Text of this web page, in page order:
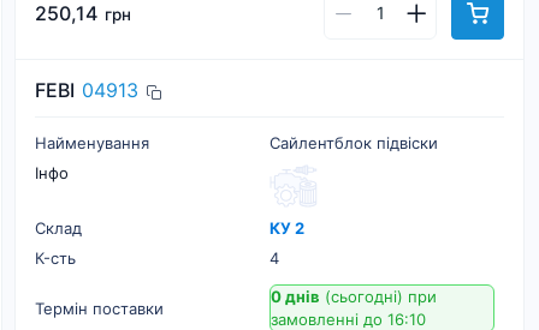
250,14 грн
FEBI 04913
Найменування
Сайлентблок підвіски
Інфо
Склад
КУ 2
К-cть
4
Термін поставки
0 днів (сьогодні) при
замовленні до 16:10